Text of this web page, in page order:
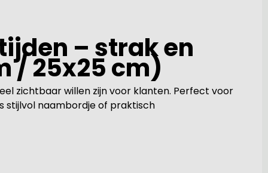
– strak en
/ 25x25 cm)
zichtbaar willen zijn voor klanten. Perfect voor
stijlvol naambordje of praktisch